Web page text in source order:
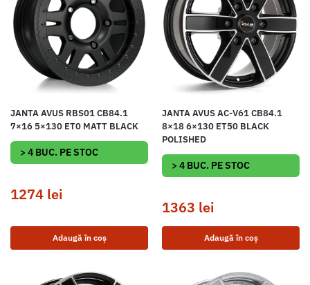
JANTA AVUS RBS01 CB84.1
7×16 5×130 ET0 MATT BLACK
> 4 BUC. PE STOC
1274 lei
Adaugă în coș
JANTA AVUS AC-V61 CB84.1
8×18 6×130 ET50 BLACK
POLISHED
> 4 BUC. PE STOC
1363 lei
Adaugă în coș